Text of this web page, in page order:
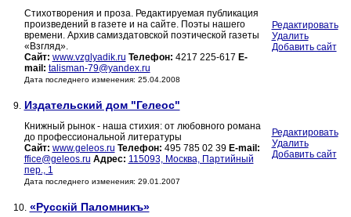
Стихотворения и проза. Редактируемая публикация
произведений в газете и на сайте. Поэты нашего
времени. Архив самиздатовской поэтической газеты
«Взгляд».
Сайт: www.vzglyadik.ru Телефон: 4217 225-617 E-
mail: talisman-79@yandex.ru
Дата последнего изменения: 25.04.2008
Редактировать
Удалить
Добавить сайт
9. Издательский дом "Гелеос"
Книжный рынок - наша стихия: от любовного романа
до профессиональной литературы
Сайт: www.geleos.ru Телефон: 495 785 02 39 E-mail:
ffice@geleos.ru Адрес: 115093, Москва, Партийный
пер., 1
Дата последнего изменения: 29.01.2007
Редактировать
Удалить
Добавить сайт
10. «Русскiй Паломникъ»